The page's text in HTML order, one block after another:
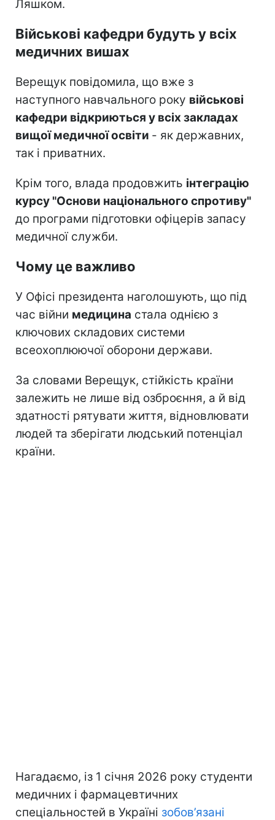
Ляшком.
Військові кафедри будуть у всіх
медичних вишах
Верещук повідомила, що вже з
наступного навчального року військові
кафедри відкриються у всіх закладах
вищої медичної освіти - як державних,
так і приватних.
Крім того, влада продовжить інтеграцію
курсу "Основи національного спротиву"
до програми підготовки офіцерів запасу
медичної служби.
Чому це важливо
У Офісі президента наголошують, що під
час війни медицина стала однією з
ключових складових системи
всеохоплюючої оборони держави.
За словами Верещук, стійкість країни
залежить не лише від озброєння, а й від
здатності рятувати життя, відновлювати
людей та зберігати людський потенціал
країни.
Нагадаємо, із 1 січня 2026 року студенти
медичних і фармацевтичних
спеціальностей в Україні зобов’язані